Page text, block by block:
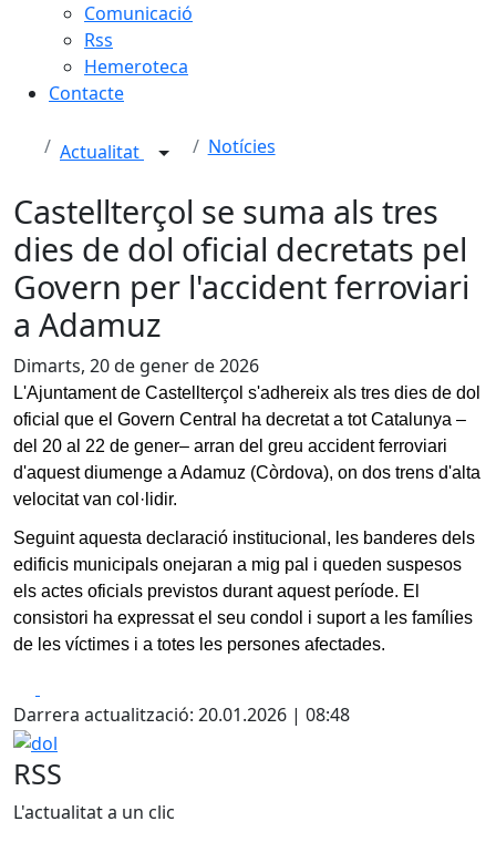
Comunicació
Rss
Hemeroteca
Contacte
Actualitat Notícies
Castellterçol se suma als tres
dies de dol oficial decretats pel
Govern per l'accident ferroviari
a Adamuz
Dimarts, 20 de gener de 2026
L'Ajuntament de Castellterçol s'adhereix als tres dies de dol
oficial que el Govern Central ha decretat a tot Catalunya –
del 20 al 22 de gener– arran del greu accident ferroviari
d'aquest diumenge a Adamuz (Còrdova), on dos trens d'alta
velocitat van col·lidir.
Seguint aquesta declaració institucional, les banderes dels
edificis municipals onejaran a mig pal i queden suspesos
els actes oficials previstos durant aquest període. El
consistori ha expressat el seu condol i suport a les famílies
de les víctimes i a totes les persones afectades.
Darrera actualització: 20.01.2026 | 08:48
dol
RSS
L'actualitat a un clic